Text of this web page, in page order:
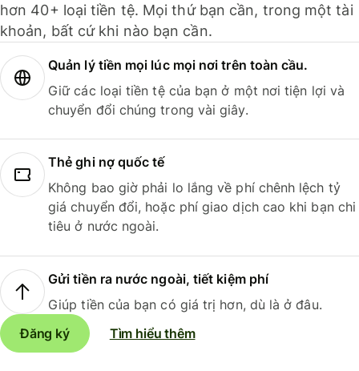
hơn 40+ loại tiền tệ. Mọi thứ bạn cần, trong một tài
khoản, bất cứ khi nào bạn cần.
Quản lý tiền mọi lúc mọi nơi trên toàn cầu.
Giữ các loại tiền tệ của bạn ở một nơi tiện lợi và
chuyển đổi chúng trong vài giây.
Thẻ ghi nợ quốc tế
Không bao giờ phải lo lắng về phí chênh lệch tỷ
giá chuyển đổi, hoặc phí giao dịch cao khi bạn chi
tiêu ở nước ngoài.
Gửi tiền ra nước ngoài, tiết kiệm phí
Giúp tiền của bạn có giá trị hơn, dù là ở đâu.
Đăng ký
Tìm hiểu thêm